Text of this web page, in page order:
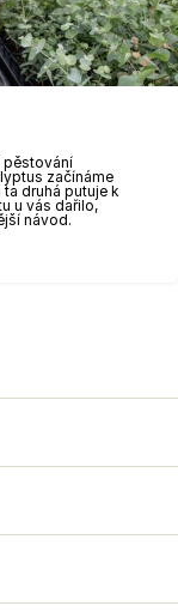
pěstování
začínáme
druhá putuje k
u vás dařilo,
návod.